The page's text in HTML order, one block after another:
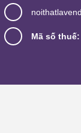
Mã số thuế: